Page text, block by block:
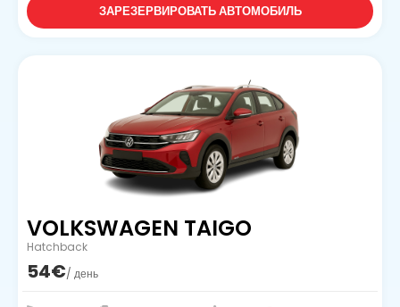
ЗАРЕЗЕРВИРОВАТЬ АВТОМОБИЛЬ
VOLKSWAGEN TAIGO
Hatchback
54€/ день